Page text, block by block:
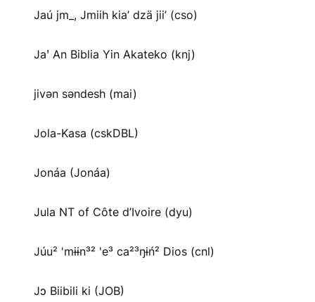
Jaú jm_, Jmiih kia’ dzä jii’ (cso)
Jaꞌ An Biblia Yin Akateko (knj)
jivən səndesh (mai)
Jola-Kasa (cskDBL)
Jonáa (Jonáa)
Jula NT of Côte d’Ivoire (dyu)
Júu² 'mɨɨn³² 'e³ ca²³ŋɨń² Dios (cnl)
Jɔ Biibili ki (JOB)